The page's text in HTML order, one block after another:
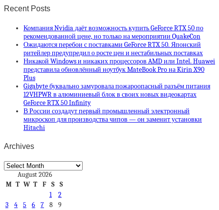
Recent Posts
Компания Nvidia даёт возможность купить GeForce RTX 50 по
рекомендованной цене, но только на мероприятии QuakeCon
Ожидаются перебои с поставками GeForce RTX 50. Японский
ритейлер предупредил о росте цен и нестабильных поставках
Никакой Windows и никаких процессоров AMD или Intel. Huawei
представила обновлённый ноутбук MateBook Pro на Kirin X90
Plus
Gigabyte буквально замуровала пожароопасный разъём питания
12VHPWR в алюминиевый блок в своих новых видеокартах
GeForce RTX 50 Infinity
В России создадут первый промышленный электронный
микроскоп для производства чипов — он заменит установки
Hitachi
Archives
Archives
August 2026
M T W T F S
S
1
2
3
4 5 6 7 8
9